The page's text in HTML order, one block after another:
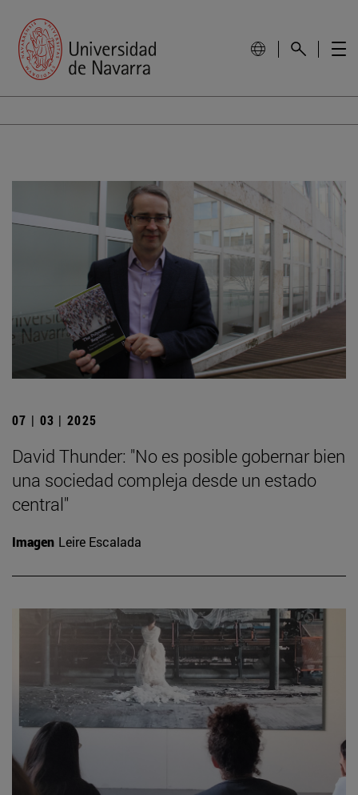
07 | 03 | 2025
David Thunder: "No es posible gobernar bien
una sociedad compleja desde un estado
central"
Imagen Leire Escalada